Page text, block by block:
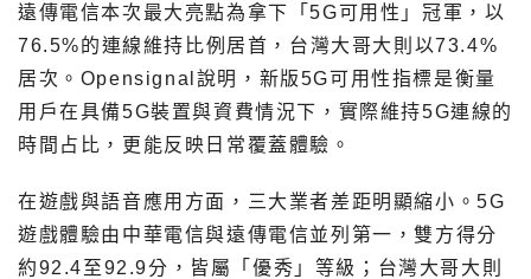
遠傳電信本次最大亮點為拿下「5G可用性」冠軍，以
76.5%的連線維持比例居首，台灣大哥大則以73.4%
居次。Opensignal說明，新版5G可用性指標是衡量
用戶在具備5G裝置與資費情況下，實際維持5G連線的
時間占比，更能反映日常覆蓋體驗。
在遊戲與語音應用方面，三大業者差距明顯縮小。5G
遊戲體驗由中華電信與遠傳電信並列第一，雙方得分
約92.4至92.9分，皆屬「優秀」等級；台灣大哥大則